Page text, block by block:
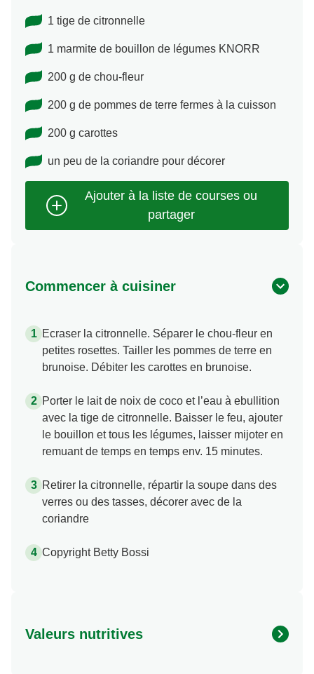
1 tige de citronnelle
1 marmite de bouillon de légumes KNORR
200 g de chou-fleur
200 g de pommes de terre fermes à la cuisson
200 g carottes
un peu de la coriandre pour décorer
Commencer à cuisiner
Ecraser la citronnelle. Séparer le chou-fleur en
petites rosettes. Tailler les pommes de terre en
brunoise. Débiter les carottes en brunoise.
Porter le lait de noix de coco et l’eau à ebullition
avec la tige de citronnelle. Baisser le feu, ajouter
le bouillon et tous les légumes, laisser mijoter en
remuant de temps en temps env. 15 minutes.
Retirer la citronnelle, répartir la soupe dans des
verres ou des tasses, décorer avec de la
coriandre
Copyright Betty Bossi
Valeurs nutritives